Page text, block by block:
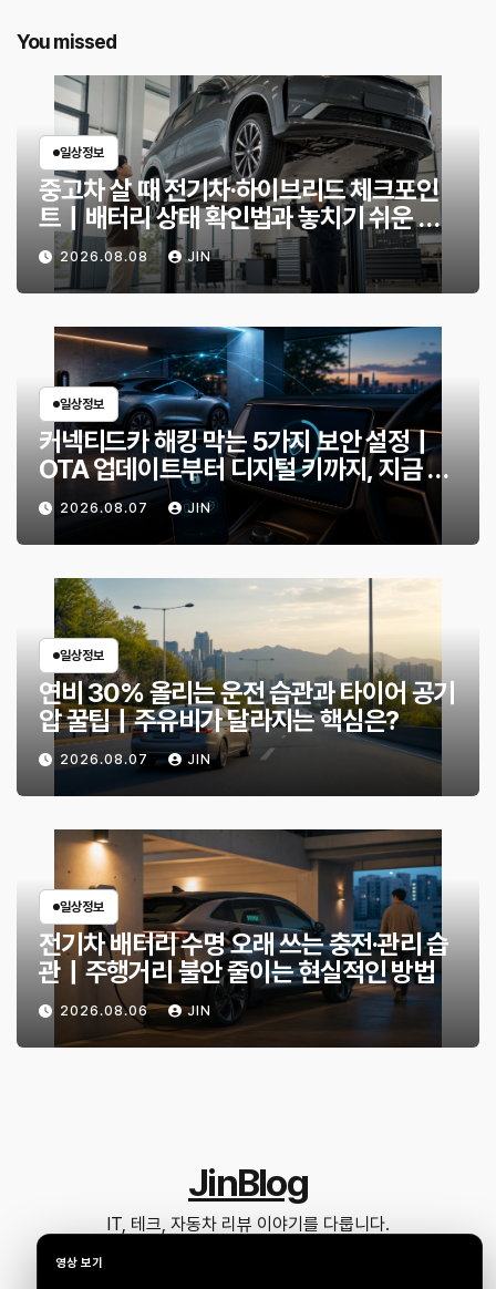
You missed
일상정보
중고차 살 때 전기차·하이브리드 체크포인
트｜배터리 상태 확인법과 놓치기 쉬운 위
험 신호
2026.08.08 JIN
일상정보
커넥티드카 해킹 막는 5가지 보안 설정｜
OTA 업데이트부터 디지털 키까지, 지금 확
인할 것은?
2026.08.07 JIN
일상정보
연비 30% 올리는 운전 습관과 타이어 공기
압 꿀팁｜주유비가 달라지는 핵심은?
2026.08.07 JIN
일상정보
전기차 배터리 수명 오래 쓰는 충전·관리 습
관｜주행거리 불안 줄이는 현실적인 방법
2026.08.06 JIN
JinBlog
IT, 테크, 자동차 리뷰 이야기를 다룹니다.